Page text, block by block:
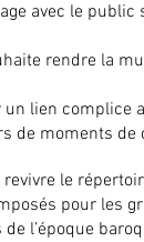
avec le public
rendre la
lien complice
de moments de
le
pour les
l’époque